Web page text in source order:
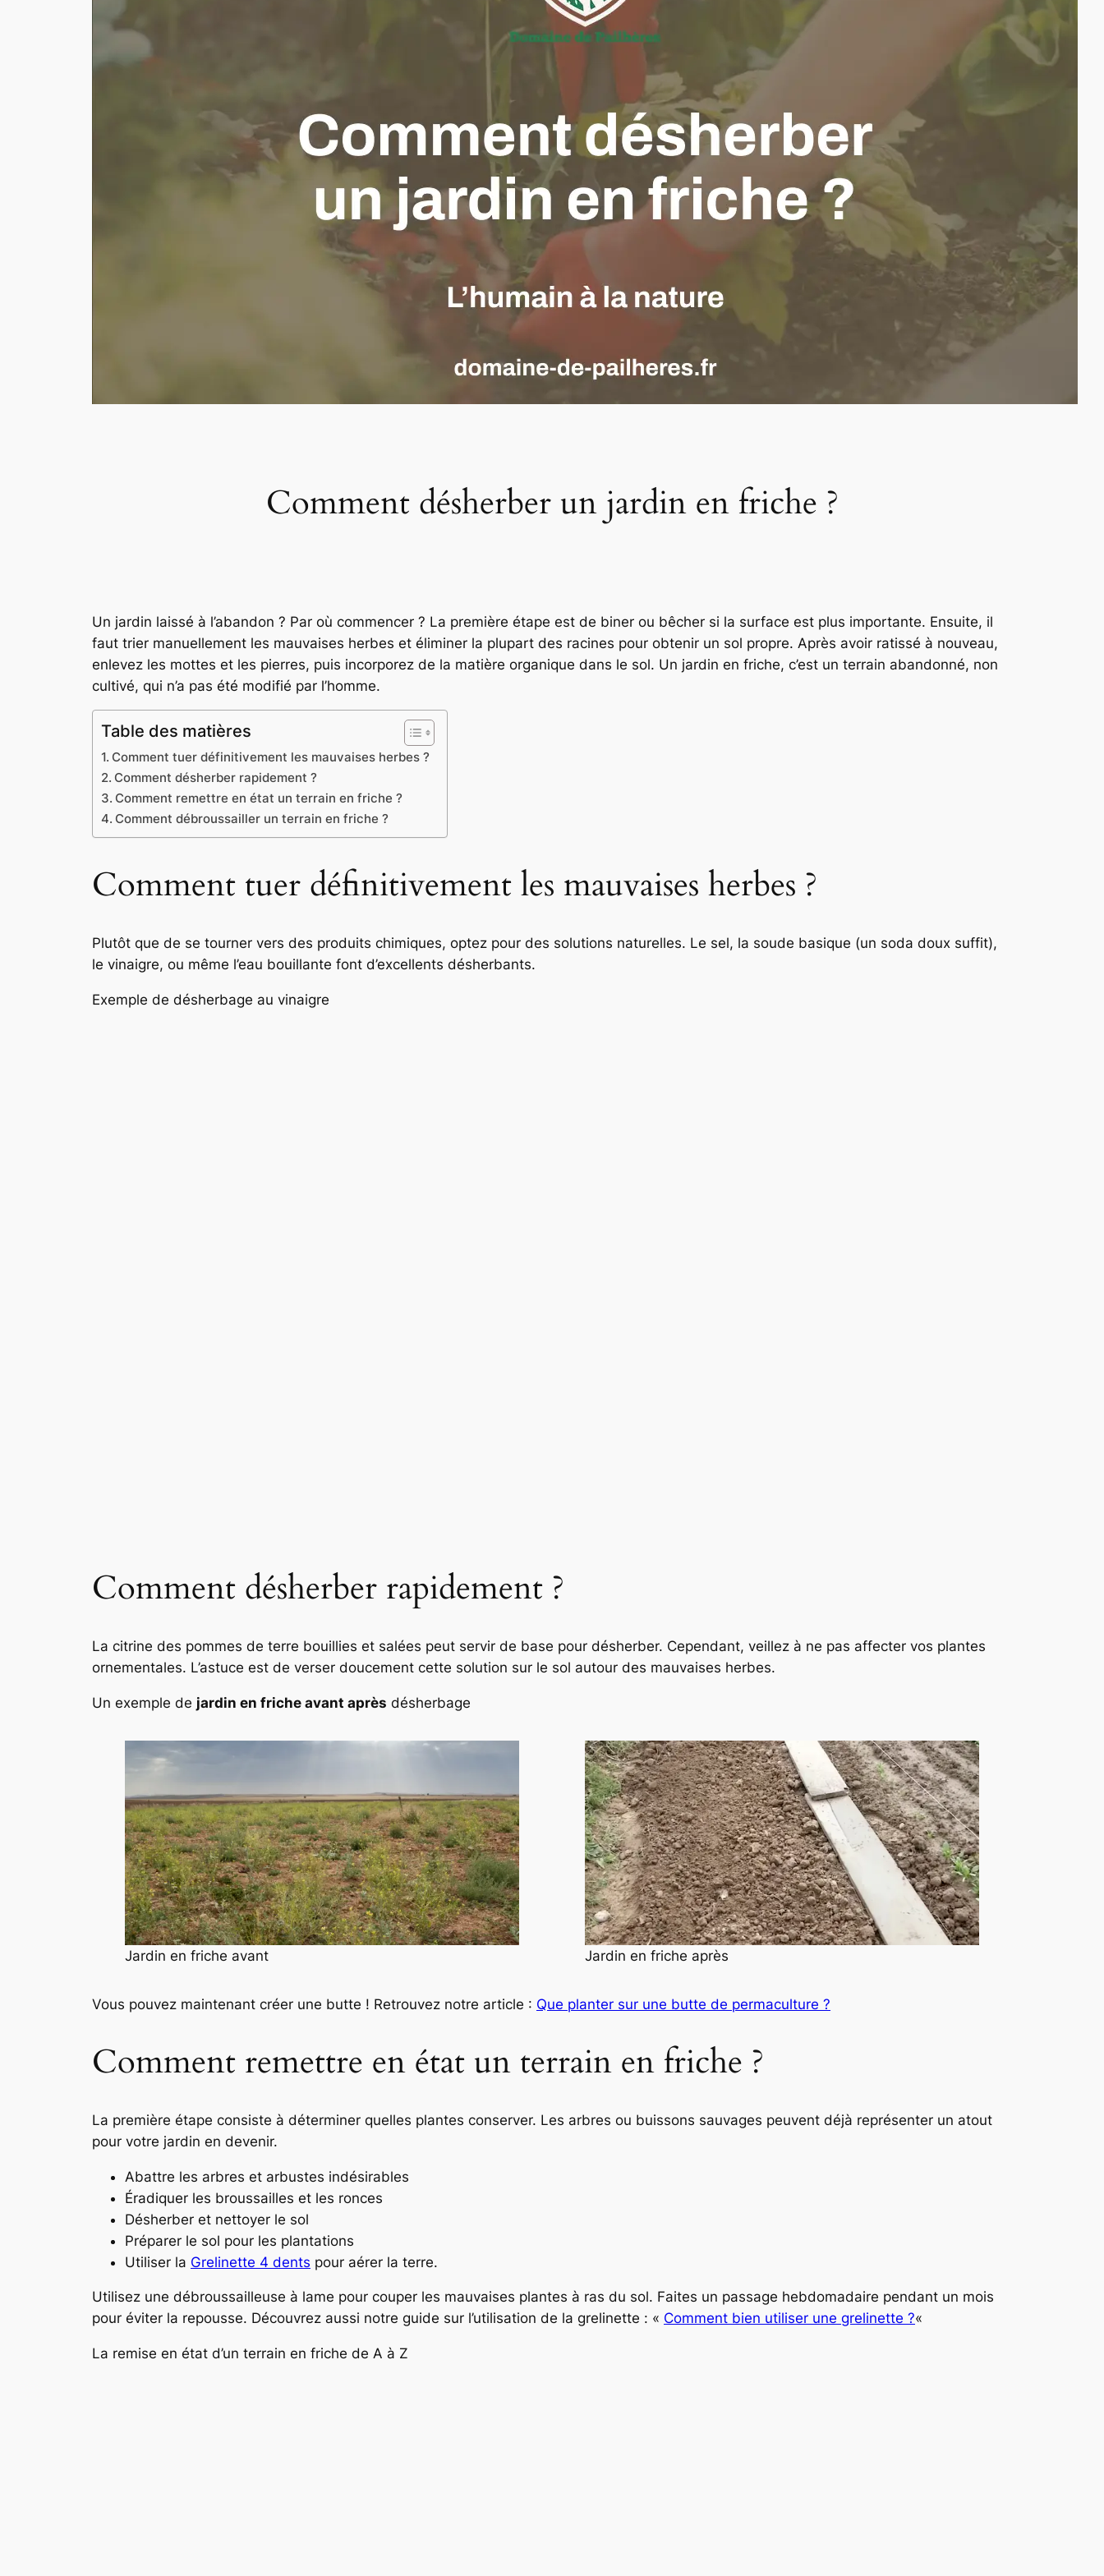
Comment désherber un jardin en friche ?
Un jardin laissé à l’abandon ? Par où commencer ? La première étape est de biner ou bêcher si la surface est plus importante. Ensuite, il
faut trier manuellement les mauvaises herbes et éliminer la plupart des racines pour obtenir un sol propre. Après avoir ratissé à nouveau,
enlevez les mottes et les pierres, puis incorporez de la matière organique dans le sol. Un jardin en friche, c’est un terrain abandonné, non
cultivé, qui n’a pas été modifié par l’homme.
Table des matières
Comment tuer définitivement les mauvaises herbes ?
Comment désherber rapidement ?
Comment remettre en état un terrain en friche ?
Comment débroussailler un terrain en friche ?
Comment tuer définitivement les mauvaises herbes ?
Plutôt que de se tourner vers des produits chimiques, optez pour des solutions naturelles. Le sel, la soude basique (un soda doux suffit),
le vinaigre, ou même l’eau bouillante font d’excellents désherbants.
Exemple de désherbage au vinaigre
Comment désherber rapidement ?
La citrine des pommes de terre bouillies et salées peut servir de base pour désherber. Cependant, veillez à ne pas affecter vos plantes
ornementales. L’astuce est de verser doucement cette solution sur le sol autour des mauvaises herbes.
Un exemple de jardin en friche avant après désherbage
Jardin en friche avant Jardin en friche après
Vous pouvez maintenant créer une butte ! Retrouvez notre article : Que planter sur une butte de permaculture ?
Comment remettre en état un terrain en friche ?
La première étape consiste à déterminer quelles plantes conserver. Les arbres ou buissons sauvages peuvent déjà représenter un atout
pour votre jardin en devenir.
Abattre les arbres et arbustes indésirables
Éradiquer les broussailles et les ronces
Désherber et nettoyer le sol
Préparer le sol pour les plantations
Utiliser la Grelinette 4 dents pour aérer la terre.
Utilisez une débroussailleuse à lame pour couper les mauvaises plantes à ras du sol. Faites un passage hebdomadaire pendant un mois
pour éviter la repousse. Découvrez aussi notre guide sur l’utilisation de la grelinette : « Comment bien utiliser une grelinette ?«
La remise en état d’un terrain en friche de A à Z